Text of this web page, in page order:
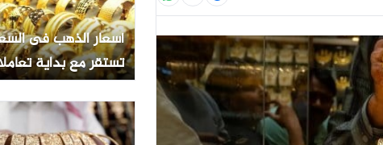
أسعار الذهب فى
تستقر مع بداية
الخميس